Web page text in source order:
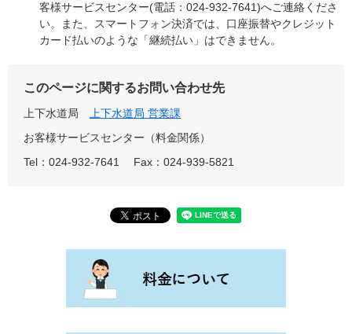
客様サービスセンター(電話：024-932-7641)へご連絡くださ
い。また、スマートフォン決済では、口座振替やクレジット
カード払いのような「継続払い」はできません。
このページに関するお問い合わせ先
上下水道局
上下水道局 営業課
お客様サービスセンター（料金関係）
Tel：024-932-7641
Fax：024-939-5821